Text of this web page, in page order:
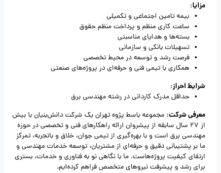
مزایا:
بیمه تامین اجتماعی و تکمیلی
ساعت کاری منظم و پرداخت منظم حقوق
بسته‌ها و هدایای مناسبتی
تسهیلات بانکی و سازمانی
فرصت رشد و توسعه در محیط تخصصی
همکاری با تیمی فنی و حرفه‌ای در پروژه‌های صنعتی
شرایط احراز:
حداقل مدرک کاردانی در رشته مهندسی برق
معرفی شرکت: مجموعه باسط پژوه تهران یک شرکت دانش‌بنیان با بیش
از 27 سال سابقه از پیشروان ارائه راهکارهای فنی و تخصصی در حوزه
مهندسی برق است و با بهره‌گیری از تیمی جوان، خلاق و باتجربه، تمرکز
ما بر پشتیبانی دقیق و حرفه‌ای از مشتریان، توسعه خدمات مهندسی و
ارتقای کیفیت پروژه‌هاست. ما با نگاهی نو به فناوری و خدمات، بستری
برای رشد و پیشرفت نیروهای متخصص فراهم کرده‌ایم.